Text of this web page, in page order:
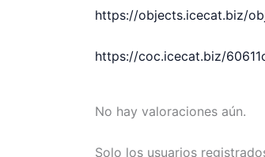
https://objects.icecat.biz/
https://coc.icecat.biz/
No hay valoraciones aún.
Solo los usuarios